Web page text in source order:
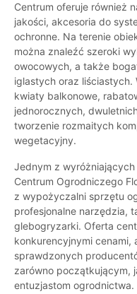
Centrum oferuje również
jakości, akcesoria do
ochronne. Na terenie
można znaleźć szeroki
owocowych, a także
iglastych oraz
kwiaty balkonowe,
jednorocznych,
tworzenie rozmaitych
wegetacyjny.
Jednym z wyróżniających
Centrum Ogrodniczego
z wypożyczalni sprzętu
profesjonalne narzędzia,
glebogryzarki. Oferta
konkurencyjnymi cenami,
sprawdzonych
zarówno początkującym,
entuzjastom ogrodnictwa.